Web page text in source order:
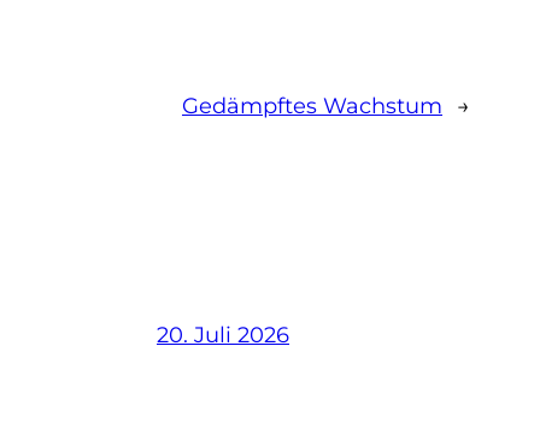
Gedämpftes Wachstum →
20. Juli 2026